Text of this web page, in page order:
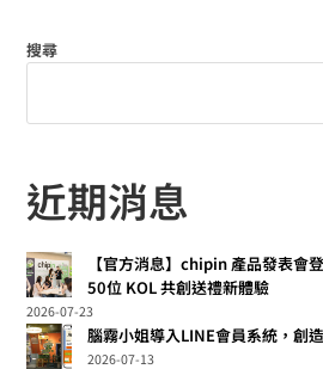
搜尋
近期消息
【官方消息】chipin 產品發表
50位 KOL 共創送禮新體驗
2026-07-23
腦霧小姐導入LINE會員系統，創
2026-07-13